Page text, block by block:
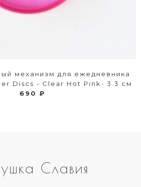
механизм для ежедневника
Discs - Clear Hot Pink- 3.3 см
690 ₽
Славия